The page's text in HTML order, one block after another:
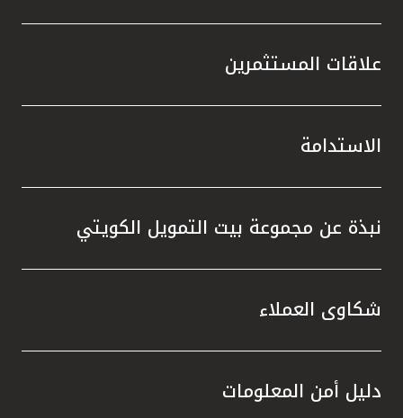
علاقات المستثمرين
الاستدامة
نبذة عن مجموعة بيت التمويل الكويتي
شكاوى العملاء
دليل أمن المعلومات